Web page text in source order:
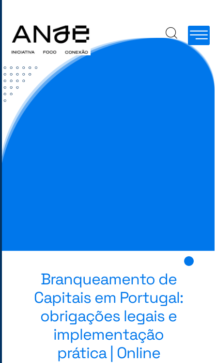
Branqueamento de
Capitais em Portugal:
obrigações legais e
implementação
prática | Online